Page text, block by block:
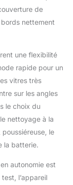
en une
les
les
les
sans
à
de
de
nettement
une flexibilité
rapide pour un
vitres très
sur les angles
le choix du
nettoyage à la
le
la batterie.
autonomie est
l’appareil